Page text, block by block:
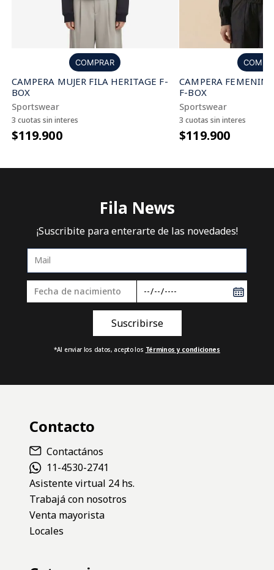
COMPRAR
CAMPERA MUJER FILA HERITAGE F-
BOX
Sportswear
3 cuotas sin interes
$119.900
CAMPERA
F-BOX
Sportswear
3 cuotas sin interes
$119.900
Fila News
¡Suscribite para enterarte de las novedades!
*Al enviar los datos, acepto los Términos y condiciones
Contacto
Contactános
11-4530-2741
Asistente virtual 24 hs.
Trabajá con nosotros
Venta mayorista
Locales